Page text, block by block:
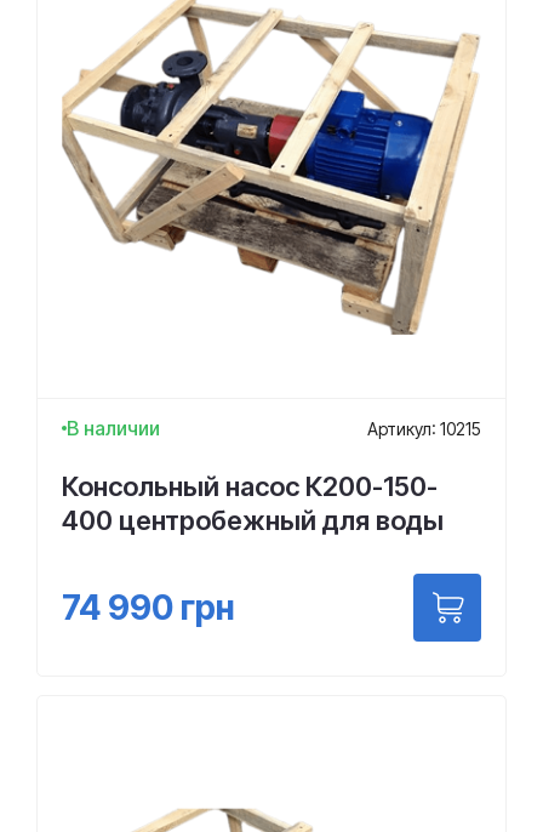
В наличии Артикул: 10215
Консольный насос К200-150-
400 центробежный для воды
74 990 грн